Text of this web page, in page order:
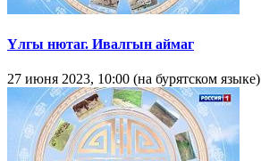
Yлгы нютаг. Ивалгын аймаг
27 июня 2023, 10:00 (на бурятском языке)